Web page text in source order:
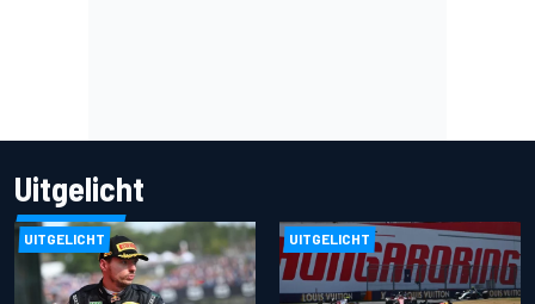
Uitgelicht
UITGELICHT UITGELICHT